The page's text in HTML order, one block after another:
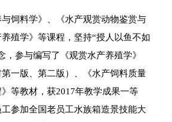
饲料学》、《水产观赏动物鉴赏与
殖学》等课程，坚持“授人以鱼不如
，参与编写了《观赏水产养殖学》
第一版、第二版）、《水产饲料质量
等教材，获2017年教学成果一等
参加全国老员工水族箱造景技能大